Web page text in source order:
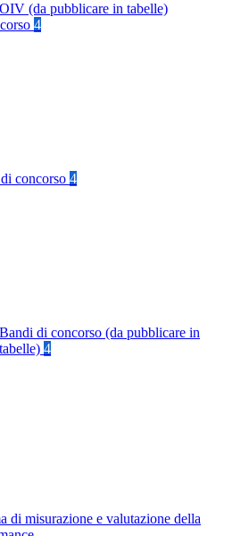
OIV (da pubblicare in tabelle)
4
concorso 4
Bandi di concorso (da pubblicare in
tabelle) 4
di misurazione e valutazione della